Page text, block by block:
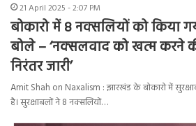
21 April 2025 - 2:07 PM
बोकारो में 8 नक्सलियों को किया
बोले – ‘नक्सलवाद को खत्म करने
निरंतर जारी’
Amit Shah on Naxalism : झारखंड के बोकारो में
है। सुरक्षाबलों ने 8 नक्सलियों…